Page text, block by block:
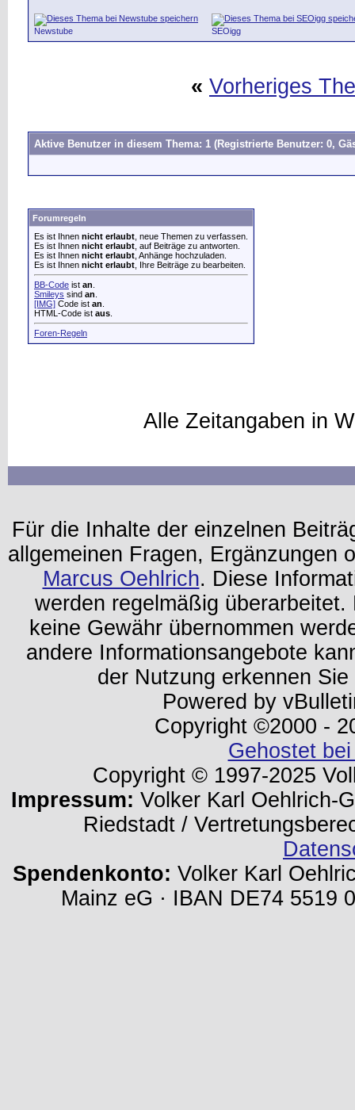
Newstube SEOigg
« Vorheriges
Aktive Benutzer in diesem Thema: 1 (Registrierte Benutzer: 0,
Forumregeln
Es ist Ihnen nicht erlaubt , neue Themen zu verfassen.
Es ist Ihnen nicht erlaubt , auf Beiträge zu antworten.
Es ist Ihnen nicht erlaubt , Anhänge hochzuladen.
Es ist Ihnen nicht erlaubt , Ihre Beiträge zu bearbeiten.
BB-Code ist an
Smileys sind an
[IMG] Code ist an
HTML-Code ist aus
Foren-Regeln
Alle Zeitangaben in
Für die Inhalte der einzelnen
allgemeinen Fragen, Ergänzungen
Marcus Oehlrich. Diese
werden regelmäßig
keine Gewähr übernommen
andere Informationsangebote
der Nutzung erkennen
Powered by
Copyright ©2000 -
Gehostet
Copyright © 1997-2025
Impressum: Volker Karl Oehlrich-
Riedstadt /
Spendenkonto: Volker Karl
Mainz eG · IBAN DE74 5519